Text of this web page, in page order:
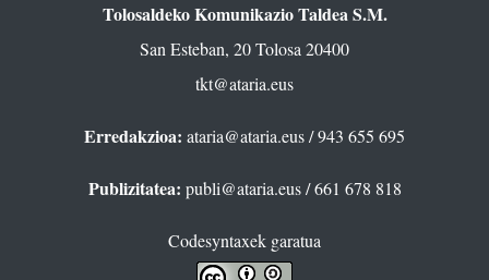
Tolosaldeko Komunikazio Taldea S.M.
San Esteban, 20 Tolosa 20400
tkt@ataria.eus
Erredakzioa: ataria@ataria.eus/ 943 655 695
Publizitatea: publi@ataria.eus/ 661 678 818
Codesyntaxek garatua